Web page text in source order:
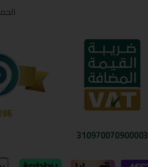
310970070900003